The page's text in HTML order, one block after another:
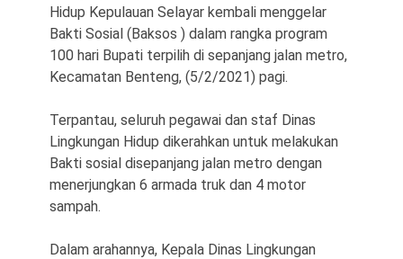
Copyright
Waspada
Theme
Hidup Kepulauan Selayar kembali menggelar
Bakti Sosial (Baksos ) dalam rangka program
100 hari Bupati terpilih di sepanjang jalan metro,
Kecamatan Benteng, (5/2/2021) pagi.
Terpantau, seluruh pegawai dan staf Dinas
Lingkungan Hidup dikerahkan untuk melakukan
Bakti sosial disepanjang jalan metro dengan
menerjungkan 6 armada truk dan 4 motor
sampah.
Dalam arahannya, Kepala Dinas Lingkungan